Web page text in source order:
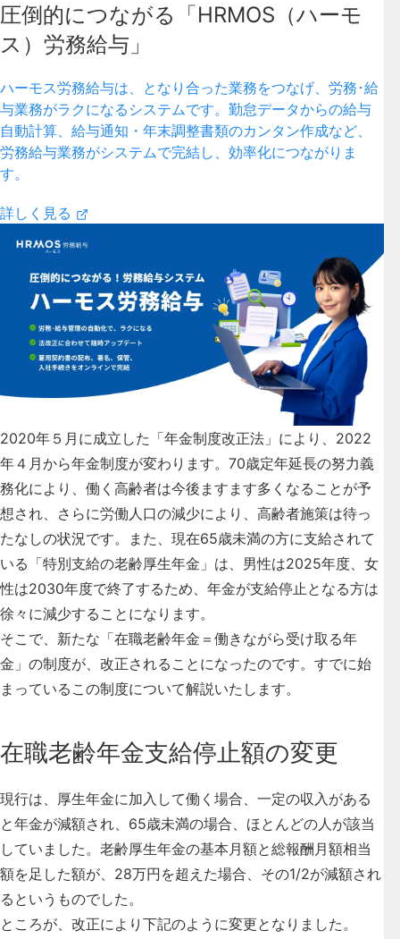
圧倒的につながる「HRMOS（ハーモ
ス）労務給与」
ハーモス労務給与は、となり合った業務をつなげ、労務･給
与業務がラクになるシステムです。勤怠データからの給与
自動計算、給与通知・年末調整書類のカンタン作成など、
労務給与業務がシステムで完結し、効率化につながりま
す。
詳しく見る
2020年５月に成立した「年金制度改正法」により、2022
年４月から年金制度が変わります。70歳定年延長の努力義
務化により、働く高齢者は今後ますます多くなることが予
想され、さらに労働人口の減少により、高齢者施策は待っ
たなしの状況です。また、現在65歳未満の方に支給されて
いる「特別支給の老齢厚生年金」は、男性は2025年度、女
性は2030年度で終了するため、年金が支給停止となる方は
徐々に減少することになります。
そこで、新たな「在職老齢年金＝働きながら受け取る年
金」の制度が、改正されることになったのです。すでに始
まっているこの制度について解説いたします。
在職老齢年金支給停止額の変更
現行は、厚生年金に加入して働く場合、一定の収入がある
と年金が減額され、65歳未満の場合、ほとんどの人が該当
していました。老齢厚生年金の基本月額と総報酬月額相当
額を足した額が、28万円を超えた場合、その1/2が減額され
るというものでした。
ところが、改正により下記のように変更となりました。